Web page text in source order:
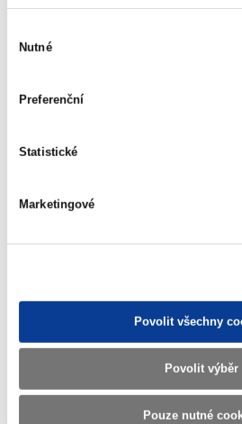
souhlasu
Nutné
Preferenční
Statistické
Marketingové
Povolit všechny
Povolit výběr
Pouze nutné
kapitálových trhůs důrazem na
bude věnováno především
Zdanění zisků firem působící v
EU. Cílem diskuze ministrů proto
nalezení jednotného a
třetími zeměmi.
Zobrazeno56 ×